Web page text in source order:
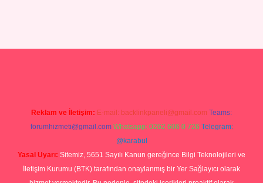
Reklam ve İletişim: E-mail: backlinkpaneli@gmail.com Teams:
forumhizmeti@gmail.com Whatsapp: 0262 606 0 726 Telegram:
@karabul
Yasal Uyarı: Sitemiz, 5651 Sayılı Kanun gereğince Bilgi Teknolojileri ve
İletişim Kurumu (BTK) tarafından onaylanmış bir Yer Sağlayıcı olarak